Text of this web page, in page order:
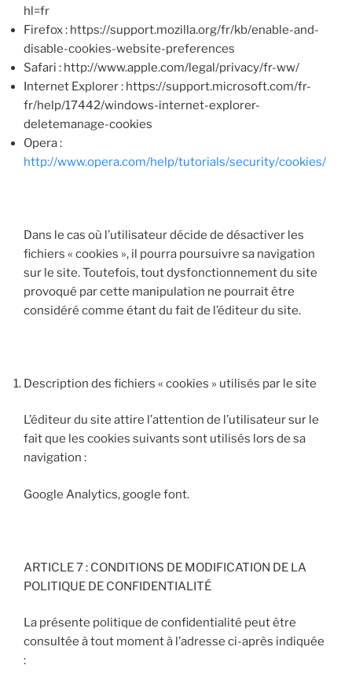
hl=fr
Firefox : https://support.mozilla.org/fr/kb/enable-and-
disable-cookies-website-preferences
Safari : http://www.apple.com/legal/privacy/fr-ww/
Internet Explorer : https://support.microsoft.com/fr-
fr/help/17442/windows-internet-explorer-
deletemanage-cookies
Opera :
http://www.opera.com/help/tutorials/security/cookies/
Dans le cas où l’utilisateur décide de désactiver les
fichiers « cookies », il pourra poursuivre sa navigation
sur le site. Toutefois, tout dysfonctionnement du site
provoqué par cette manipulation ne pourrait être
considéré comme étant du fait de l’éditeur du site.
Description des fichiers « cookies » utilisés par le site
L’éditeur du site attire l’attention de l’utilisateur sur le
fait que les cookies suivants sont utilisés lors de sa
navigation :
Google Analytics, google font.
ARTICLE 7 : CONDITIONS DE MODIFICATION DE LA
POLITIQUE DE CONFIDENTIALITÉ
La présente politique de confidentialité peut être
consultée à tout moment à l’adresse ci-après indiquée
: